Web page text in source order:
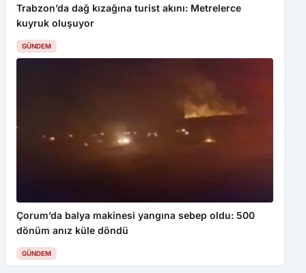
Trabzon’da dağ kızağına turist akını: Metrelerce
kuyruk oluşuyor
GÜNDEM
Çorum’da balya makinesi yangına sebep oldu: 500
dönüm anız küle döndü
GÜNDEM